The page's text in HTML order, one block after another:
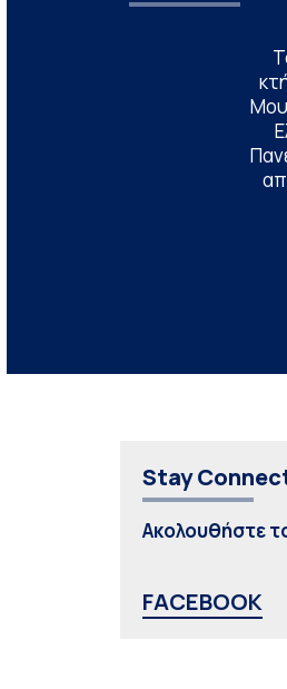
Stay
Ακολουθήστε
FACEBOOK